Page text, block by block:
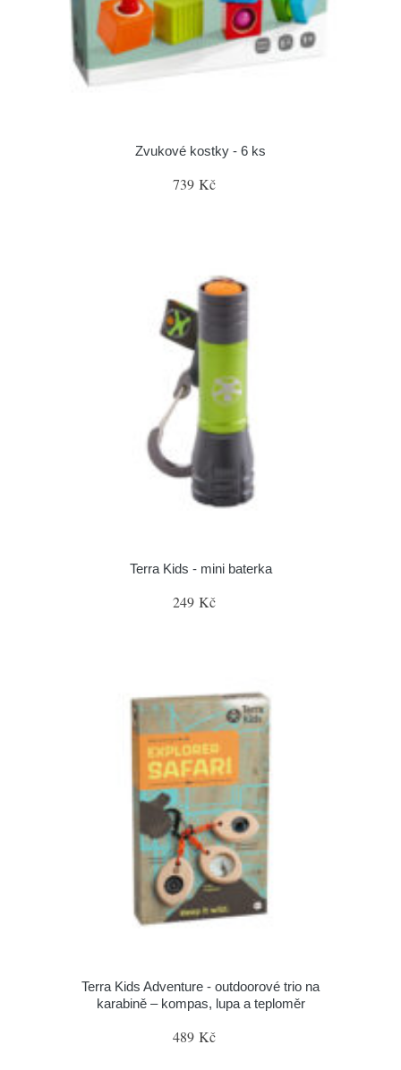
Zvukové kostky - 6 ks
739 Kč
Terra Kids - mini baterka
249 Kč
Terra Kids Adventure - outdoorové trio na
karabině – kompas, lupa a teploměr
489 Kč